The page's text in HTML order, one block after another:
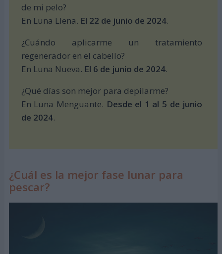
de mi pelo?
En Luna Llena. El 22 de junio de 2024.
¿Cuándo aplicarme un tratamiento
regenerador en el cabello?
En Luna Nueva. El 6 de junio de 2024.
¿Qué días son mejor para depilarme?
En Luna Menguante. Desde el 1 al 5 de junio
de 2024.
¿Cuál es la mejor fase lunar para
pescar?